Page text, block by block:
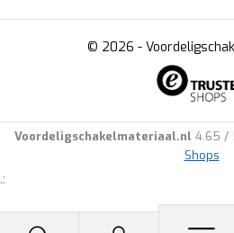
© 2026 -
Voordeligschakelmateriaal.nl 4.65 /
Shops
.: